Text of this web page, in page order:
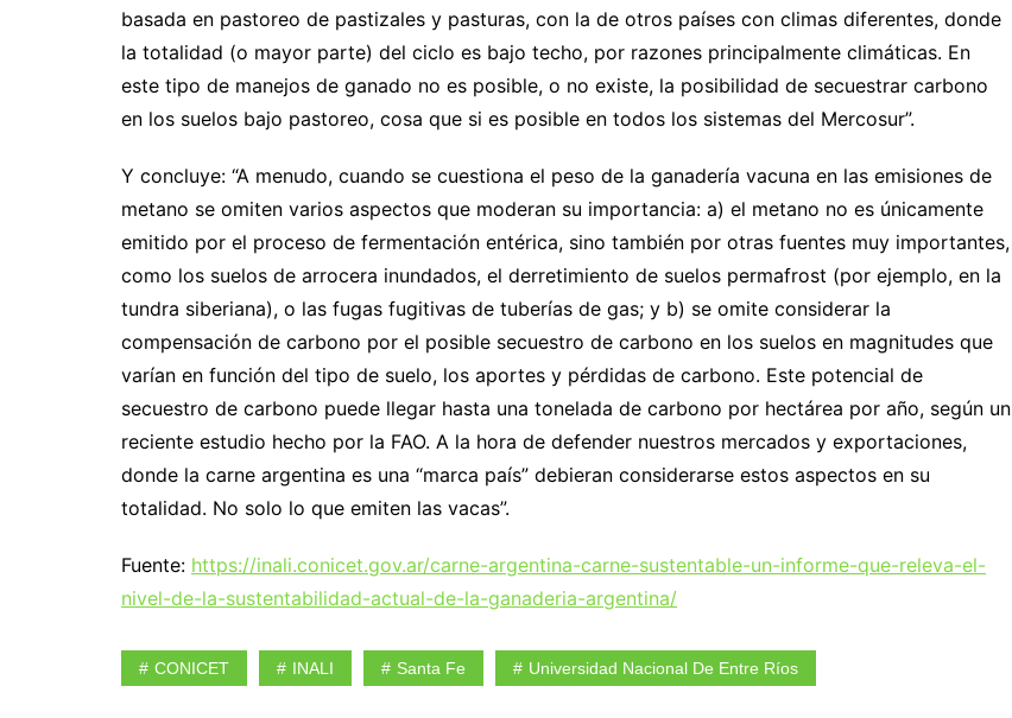
basada en pastoreo de pastizales y pasturas, con la de otros países con climas diferentes, donde
la totalidad (o mayor parte) del ciclo es bajo techo, por razones principalmente climáticas. En
este tipo de manejos de ganado no es posible, o no existe, la posibilidad de secuestrar carbono
en los suelos bajo pastoreo, cosa que si es posible en todos los sistemas del Mercosur”.
Y concluye: “A menudo, cuando se cuestiona el peso de la ganadería vacuna en las emisiones de
metano se omiten varios aspectos que moderan su importancia: a) el metano no es únicamente
emitido por el proceso de fermentación entérica, sino también por otras fuentes muy importantes,
como los suelos de arrocera inundados, el derretimiento de suelos permafrost (por ejemplo, en la
tundra siberiana), o las fugas fugitivas de tuberías de gas; y b) se omite considerar la
compensación de carbono por el posible secuestro de carbono en los suelos en magnitudes que
varían en función del tipo de suelo, los aportes y pérdidas de carbono. Este potencial de
secuestro de carbono puede llegar hasta una tonelada de carbono por hectárea por año, según un
reciente estudio hecho por la FAO. A la hora de defender nuestros mercados y exportaciones,
donde la carne argentina es una “marca país” debieran considerarse estos aspectos en su
totalidad. No solo lo que emiten las vacas”.
Fuente: https://inali.conicet.gov.ar/carne-argentina-carne-sustentable-un-informe-que-releva-el-
nivel-de-la-sustentabilidad-actual-de-la-ganaderia-argentina/
CONICET INALI Santa Fe Universidad Nacional De Entre Ríos